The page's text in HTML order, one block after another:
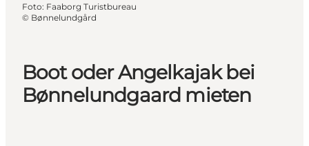
Boot oder Angelkajak bei
Bønnelundgaard mieten
Foto: Faaborg Turistbureau
© Bønnelundgård